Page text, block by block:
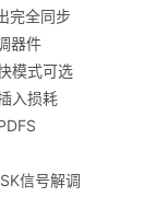
完全同步
器件
模式可选
入损耗
信号解调